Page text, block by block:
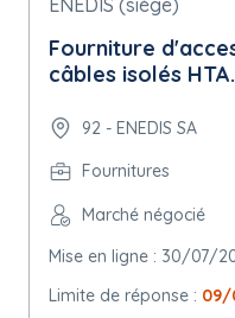
ENEDIS (siège)
Fourniture
câbles isolés HTA.
92 - ENEDIS SA
Fournitures
Marché négocié
Mise en ligne : 30/07/
Limite de réponse : 09/